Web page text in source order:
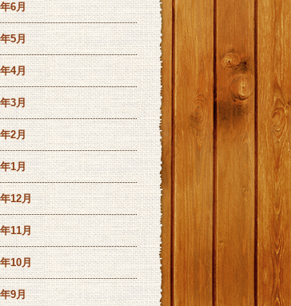
6月
5月
4月
3月
2月
1月
12月
11月
10月
9月